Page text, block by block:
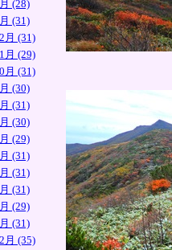
(28)
(31)
月 (31)
月 (29)
月 (31)
(30)
(31)
(30)
(29)
(31)
(31)
(31)
(29)
(31)
月 (35)